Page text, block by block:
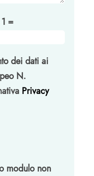
=
dei dati ai
N.
Privacy
modulo non